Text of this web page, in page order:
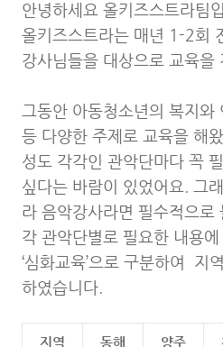
안녕하세요 올키즈스트라팀
올키즈스트라는 매년 1-2회
강사님들을 대상으로 교육을
그동안 아동청소년의 복지와
등 다양한 주제로 교육을 해
성도 각각인 관악단마다 꼭
싶다는 바람이 있었어요. 그
라 음악강사라면 필수적으로
각 관악단별로 필요한 내용
‘심화교육’으로 구분하여 지
하였습니다.
지역 동해 양주